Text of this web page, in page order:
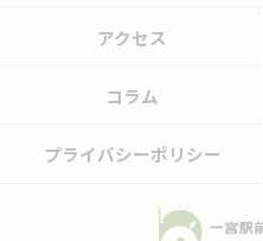
アクセス
コラム
プライバシーポリシー